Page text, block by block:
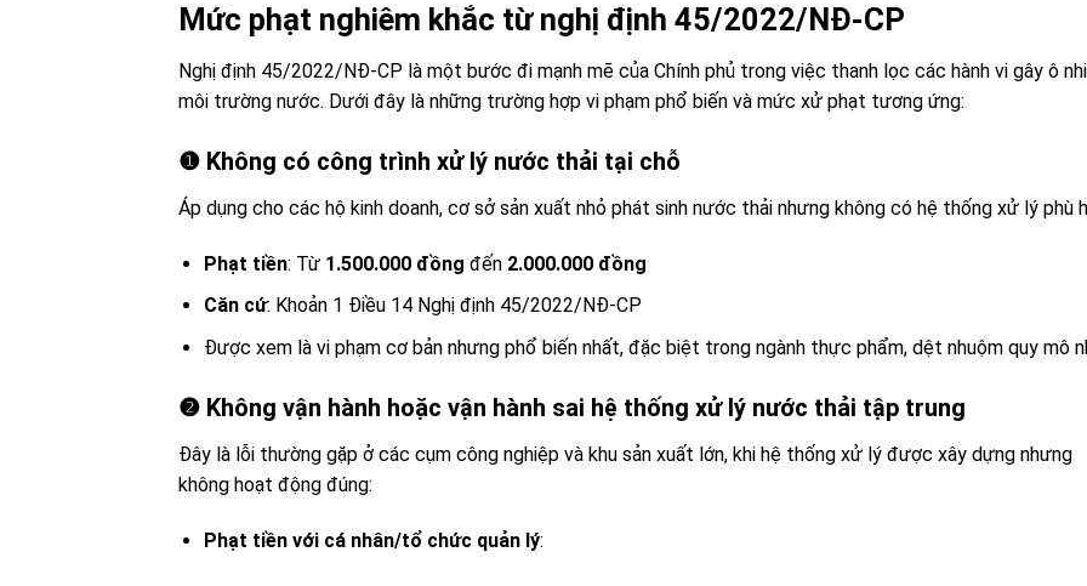
Mức phạt nghiêm khắc từ nghị định 45/2022/NĐ-CP
Nghị định 45/2022/NĐ-CP là một bước đi mạnh mẽ của Chính phủ trong việc thanh lọc các hành vi gây ô
môi trường nước. Dưới đây là những trường hợp vi phạm phổ biến và mức xử phạt tương ứng:
❶ Không có công trình xử lý nước thải tại chỗ
Áp dụng cho các hộ kinh doanh, cơ sở sản xuất nhỏ phát sinh nước thải nhưng không có hệ thống xử lý phù
Phạt tiền: Từ 1.500.000 đồng đến 2.000.000 đồng
Căn cứ: Khoản 1 Điều 14 Nghị định 45/2022/NĐ-CP
Được xem là vi phạm cơ bản nhưng phổ biến nhất, đặc biệt trong ngành thực phẩm, dệt nhuộm quy mô
❷ Không vận hành hoặc vận hành sai hệ thống xử lý nước thải tập trung
Đây là lỗi thường gặp ở các cụm công nghiệp và khu sản xuất lớn, khi hệ thống xử lý được xây dựng nhưng
không hoạt động đúng:
Phạt tiền với cá nhân/tổ chức quản lý: